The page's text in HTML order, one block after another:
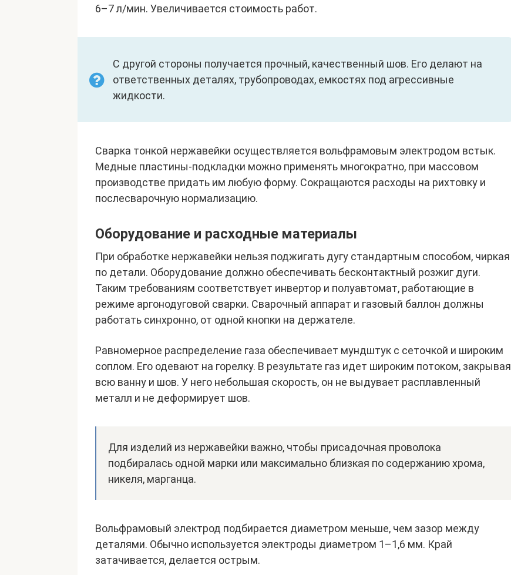
6–7 л/мин. Увеличивается стоимость работ.
С другой стороны получается прочный, качественный шов. Его делают на
ответственных деталях, трубопроводах, емкостях под агрессивные
жидкости.
Сварка тонкой нержавейки осуществляется вольфрамовым электродом встык.
Медные пластины-подкладки можно применять многократно, при массовом
производстве придать им любую форму. Сокращаются расходы на рихтовку и
послесварочную нормализацию.
Оборудование и расходные материалы
При обработке нержавейки нельзя поджигать дугу стандартным способом, чиркая
по детали. Оборудование должно обеспечивать бесконтактный розжиг дуги.
Таким требованиям соответствует инвертор и полуавтомат, работающие в
режиме аргонодуговой сварки. Сварочный аппарат и газовый баллон должны
работать синхронно, от одной кнопки на держателе.
Равномерное распределение газа обеспечивает мундштук с сеточкой и широким
соплом. Его одевают на горелку. В результате газ идет широким потоком, закрывая
всю ванну и шов. У него небольшая скорость, он не выдувает расплавленный
металл и не деформирует шов.
Для изделий из нержавейки важно, чтобы присадочная проволока
подбиралась одной марки или максимально близкая по содержанию хрома,
никеля, марганца.
Вольфрамовый электрод подбирается диаметром меньше, чем зазор между
деталями. Обычно используется электроды диаметром 1–1,6 мм. Край
затачивается, делается острым.